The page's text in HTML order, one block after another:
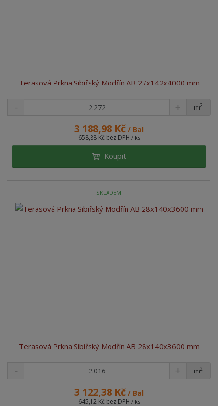
Terasová Prkna Sibiřský Modřín AB 27x142x4000 mm
3 188,98 Kč / Bal
658,88 Kč bez DPH / ks
ks
m2
Koupit
SKLADEM
Terasová Prkna Sibiřský Modřín AB 28x140x3600 mm
3 122,38 Kč / Bal
645,12 Kč bez DPH / ks
ks
m2